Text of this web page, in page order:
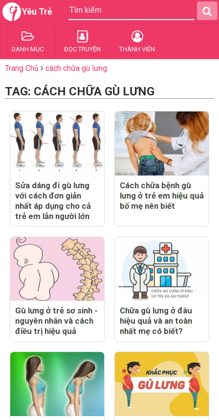
Yêu Trẻ
DANH MỤC ĐỌC TRUYỆN THÀNH VIÊN
Trang Chủ cách chữa gù lưng
TAG: CÁCH CHỮA GÙ LƯNG
Sửa dáng đi gù lưng
với cách đơn giản
nhất áp dụng cho cả
trẻ em lẫn người lớn
Cách chữa bệnh gù
lưng ở trẻ em hiệu quả
bố mẹ nên biết
Gù lưng ở trẻ sơ sinh -
nguyên nhân và cách
điều trị hiệu quả
Chữa gù lưng ở đâu
hiệu quả và an toàn
nhất mẹ có biết?